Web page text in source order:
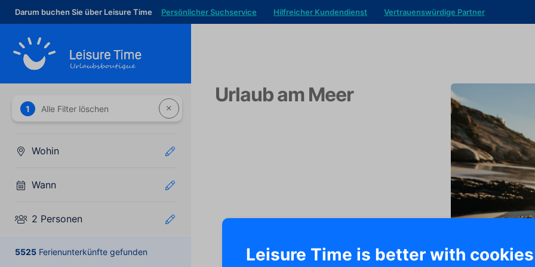
Darum buchen Sie über Leisure Time Persönlicher Suchservice Hilfreicher Kundendienst Vertrauenswürdige Partner
Urlaub am Meer
1 Alle Filter löschen
Wohin
Wann
2 Personen
5525 Ferienunterkünfte gefunden Leisure Time is better with